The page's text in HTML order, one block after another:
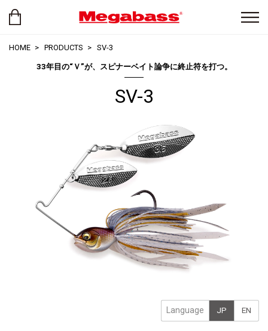
HOME PRODUCTS SV-3
33年目の“Ｖ”が、スピナーベイト論争に終止符を打つ。
SV-3
Language JP EN